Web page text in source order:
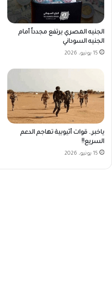
الجنيه المصري يرتفع مجدداً أمام
الجنيه السوداني
15 يونيو، 2026
ياخبر.. قوات أثيوبية تهاجم الدعم
السريع!!
15 يونيو، 2026